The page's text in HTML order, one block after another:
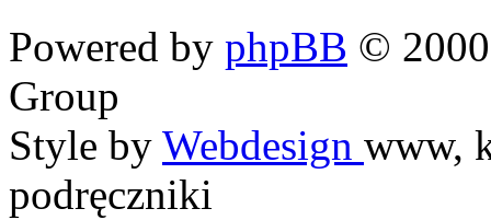
Powered by phpBB ©
Group
Style by Webdesign www,
podręczniki